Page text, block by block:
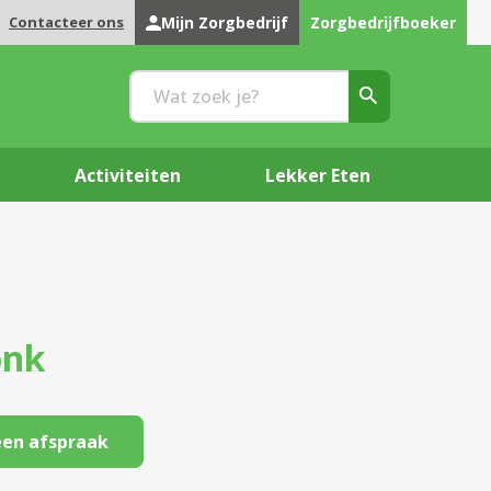
Contacteer ons Mijn Zorgbedrijf Zorgbedrijfboeker
Activiteiten Lekker Eten
afspraak